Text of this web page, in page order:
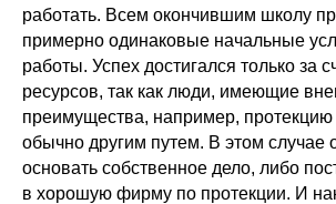
работать. Всем окончившим школу
примерно одинаковые начальные
работы. Успех достигался только за
ресурсов, так как люди, имеющие
преимущества, например,
обычно другим путем. В этом случае
основать собственное дело, либо
в хорошую фирму по протекции. И